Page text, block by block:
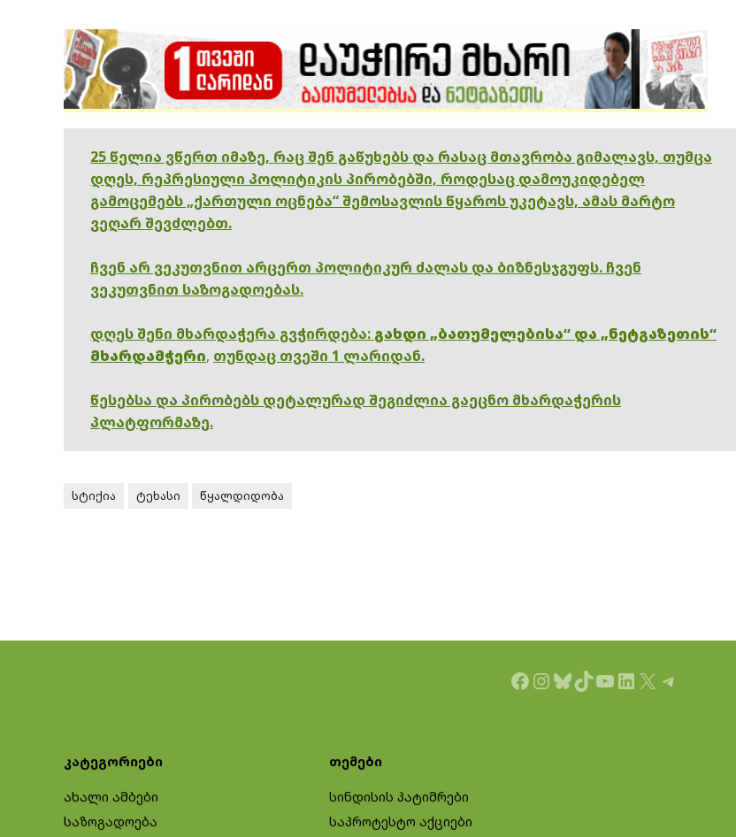
25 წელია ვწერთ იმაზე, რაც შენ გაწუხებს და რასაც მთავრობა გიმალავს, თუმცა
დღეს, რეპრესიული პოლიტიკის პირობებში, როდესაც დამოუკიდებელ
გამოცემებს „ქართული ოცნება“ შემოსავლის წყაროს უკეტავს, ამას მარტო
ვეღარ შევძლებთ.
ჩვენ არ ვეკუთვნით არცერთ პოლიტიკურ ძალას და ბიზნესჯგუფს. ჩვენ
ვეკუთვნით საზოგადოებას.
დღეს შენი მხარდაჭერა გვჭირდება: გახდი „ბათუმელებისა“ და „ნეტგაზეთის“
მხარდამჭერი, თუნდაც თვეში 1 ლარიდან.
წესებსა და პირობებს დეტალურად შეგიძლია გაეცნო მხარდაჭერის
პლატფორმაზე.
სტიქია ტეხასი წყალდიდობა
Facebook
Instagram
Bluesky
TikTok
YouTube
LinkedIn
X Telegram
კატეგორიები
ახალი ამბები
საზოგადოება
თემები
სინდისის პატიმრები
საპროტესტო აქციები